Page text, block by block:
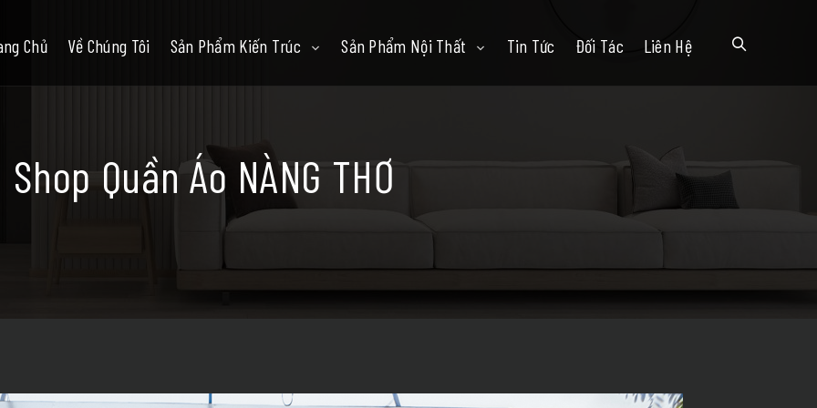
Chủ Về Chúng Tôi Sản Phẩm Kiến Trúc Sản Phẩm Nội Thất Tin Tức Đối Tác Liên Hệ
Shop Quần Áo NÀNG THƠ